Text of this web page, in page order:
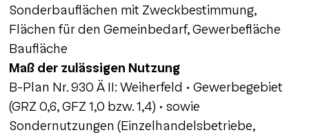
Sonderbauflächen mit Zweckbestimmung,
Flächen für den Gemeinbedarf, Gewerbefläche
Baufläche
Maß der zulässigen Nutzung
B-Plan Nr. 930 Ä II: Weiherfeld • Gewerbegebiet
(GRZ 0,6, GFZ 1,0 bzw. 1,4) • sowie
Sondernutzungen (Einzelhandelsbetriebe,